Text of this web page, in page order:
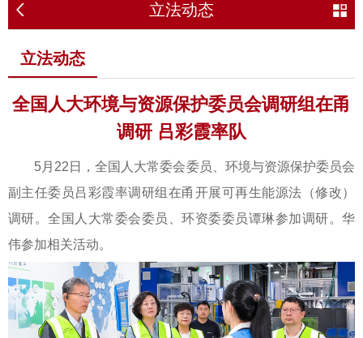
立法动态
立法动态
全国人大环境与资源保护委员会调研组在甬
调研 吕彩霞率队
5月22日，全国人大常委会委员、环境与资源保护委员会
副主任委员吕彩霞率调研组在甬开展可再生能源法（修改）
调研。全国人大常委会委员、环资委委员谭琳参加调研。华
伟参加相关活动。